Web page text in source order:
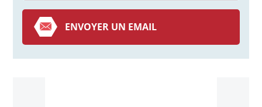
ENVOYER UN EMAIL